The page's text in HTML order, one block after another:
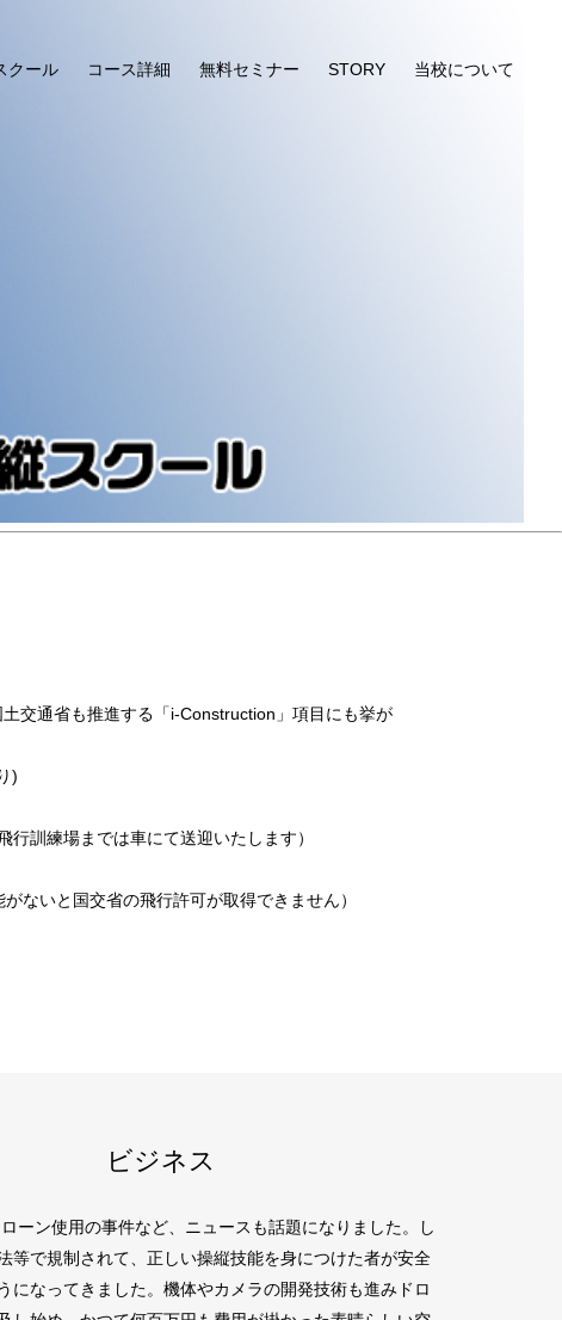
クール コース詳細 無料セミナー STORY 当校について
交通省も推進する「i-Construction」項目にも挙が
)
訓練場までは車にて送迎いたします）
ないと国交省の飛行許可が取得できません）
ビジネス
ーン使用の事件など、ニュースも話題になりました。し
等で規制されて、正しい操縦技能を身につけた者が安全
になってきました。機体やカメラの開発技術も進みドロ